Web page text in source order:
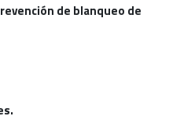
de blanqueo de